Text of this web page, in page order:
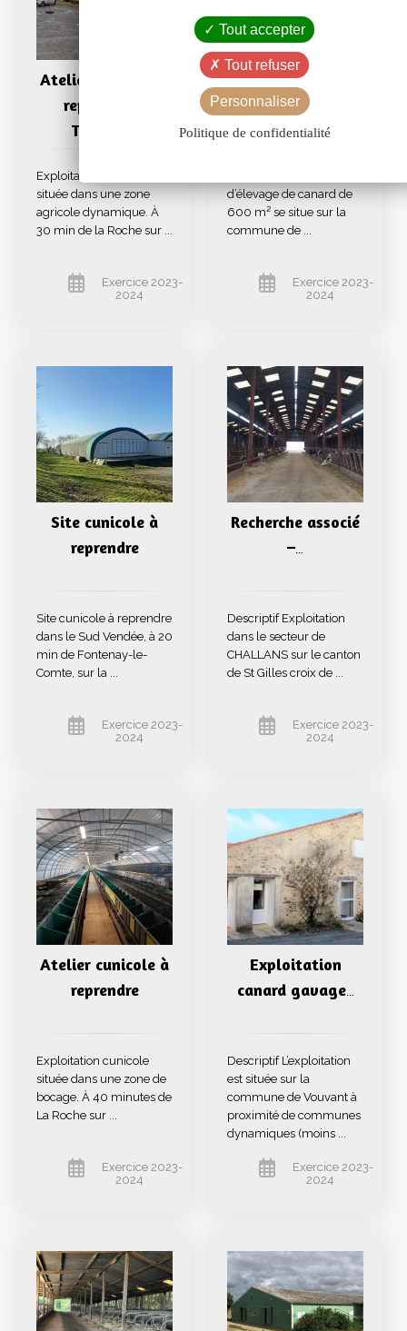
Atelier cunicole à
reprendre à
Thorigny
Exploitation cunicole
située dans une zone
agricole dynamique. À
30 min de la Roche sur ...
Exercice 2023-
2024
Bâtiment canards
à reprendre
d’élevage de canard de
600 m² se situe sur la
commune de ...
Exercice 2023-
2024
Site cunicole à
reprendre
Site cunicole à reprendre
dans le Sud Vendée, à 20
min de Fontenay-le-
Comte, sur la ...
Exercice 2023-
2024
Recherche associé
–
Descriptif Exploitation
dans le secteur de
CHALLANS sur le canton
de St Gilles croix de ...
Exercice 2023-
2024
Atelier cunicole à
reprendre
Exploitation cunicole
située dans une zone de
bocage. À 40 minutes de
La Roche sur ...
Exercice 2023-
2024
Exploitation
canard gavage…
Descriptif L’exploitation
est située sur la
commune de Vouvant à
proximité de communes
dynamiques (moins ...
Exercice 2023-
2024
Tout accepter
Tout refuser
Personnaliser
Politique de confidentialité